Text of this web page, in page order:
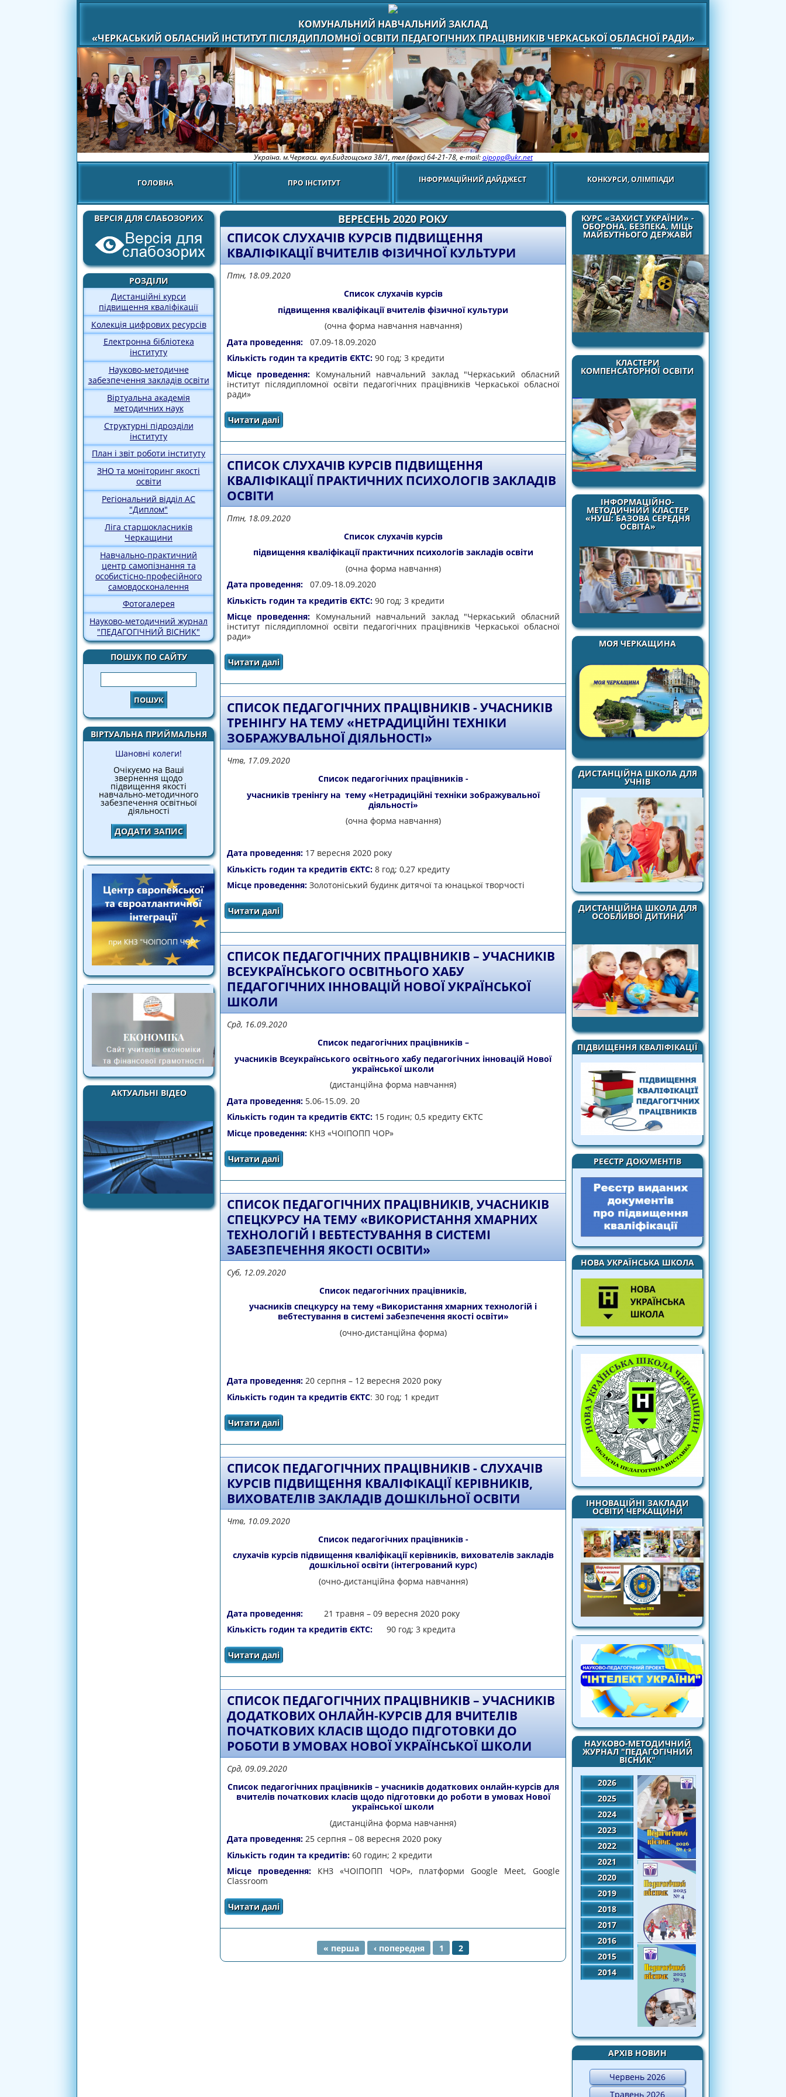
КОМУНАЛЬНИЙ НАВЧАЛЬНИЙ ЗАКЛАД
«ЧЕРКАСЬКИЙ ОБЛАСНИЙ ІНСТИТУТ ПІСЛЯДИПЛОМНОЇ ОСВІТИ ПЕДАГОГІЧНИХ ПРАЦІВНИКІВ ЧЕРКАСЬКОЇ ОБЛАСНОЇ РАДИ»
Україна. м.Черкаси. вул.Бидгощська 38/1, тел (факс) 64-21-78, e-mail:oipopp@ukr.net
ГОЛОВНА ПРО ІНСТИТУТ ІНФОРМАЦІЙНИЙ ДАЙДЖЕСТ КОНКУРСИ, ОЛІМПІАДИ
ВЕРСІЯ ДЛЯ СЛАБОЗОРИХ
РОЗДІЛИ
Дистанційні курси
підвищення кваліфікації
Колекція цифрових ресурсів
Електронна бібліотека
інституту
Науково-методичне
забезпечення закладів освіти
Віртуальна академія
методичних наук
Структурні підрозділи
інституту
План і звіт роботи інституту
ЗНО та моніторинг якості
освіти
Регіональний відділ АС
"Диплом"
Ліга старшокласників
Черкащини
Навчально-практичний
центр самопізнання та
особистісно-професійного
самовдосконалення
Фотогалерея
Науково-методичний журнал
"ПЕДАГОГІЧНИЙ ВІСНИК"
ПОШУК ПО САЙТУ
Пошук
ВІРТУАЛЬНА ПРИЙМАЛЬНЯ
Шановні колеги!
Очікуємо на Ваші
звернення щодо
підвищення якості
навчально-методичного
забезпечення освітньої
діяльності
ДОДАТИ ЗАПИС
АКТУАЛЬНІ ВІДЕО
КУРС «ЗАХИСТ УКРАЇНИ» -
ОБОРОНА, БЕЗПЕКА, МІЦЬ
МАЙБУТНЬОГО ДЕРЖАВИ
КЛАСТЕРИ
КОМПЕНСАТОРНОЇ ОСВІТИ
ІНФОРМАЦІЙНО-
МЕТОДИЧНИЙ КЛАСТЕР
«НУШ: БАЗОВА СЕРЕДНЯ
ОСВІТА»
МОЯ ЧЕРКАЩИНА
ДИСТАНЦІЙНА ШКОЛА ДЛЯ
УЧНІВ
ДИСТАНЦІЙНА ШКОЛА ДЛЯ
ОСОБЛИВОЇ ДИТИНИ
ПІДВИЩЕННЯ КВАЛІФІКАЦІЇ
РЕЄСТР ДОКУМЕНТІВ
НОВА УКРАЇНСЬКА ШКОЛА
ІННОВАЦІЙНІ ЗАКЛАДИ
ОСВІТИ ЧЕРКАЩИНИ
НАУКОВО-МЕТОДИЧНИЙ
ЖУРНАЛ "ПЕДАГОГІЧНИЙ
ВІСНИК"
2026
2025
2024
2023
2022
2021
2020
2019
2018
2017
2016
2015
2014
АРХІВ НОВИН
Червень 2026
Травень 2026
ВЕРЕСЕНЬ 2020 РОКУ
СПИСОК СЛУХАЧІВ КУРСІВ ПІДВИЩЕННЯ
КВАЛІФІКАЦІЇ ВЧИТЕЛІВ ФІЗИЧНОЇ КУЛЬТУРИ
Птн, 18.09.2020
Список слухачів курсів
підвищення кваліфікації вчителів фізичної культури
(очна форма навчання навчання)
Дата проведення:
07.09-18.09.2020
Кількість годин та кредитів ЄКТС:90 год; 3 кредити
Місце проведення: Комунальний навчальний заклад "Черкаський обласний
інститут післядипломної освіти педагогічних працівників Черкаської обласної
ради»
Читати даліпро Список слухачів курсів підвищення кваліфікації вчителів фізичної культури
СПИСОК СЛУХАЧІВ КУРСІВ ПІДВИЩЕННЯ
КВАЛІФІКАЦІЇ ПРАКТИЧНИХ ПСИХОЛОГІВ ЗАКЛАДІВ
ОСВІТИ
Птн, 18.09.2020
Список слухачів курсів
підвищення кваліфікації практичних психологів закладів освіти
(очна форма навчання)
Дата проведення:
07.09-18.09.2020
Кількість годин та кредитів ЄКТС:90 год; 3 кредити
Місце проведення: Комунальний навчальний заклад "Черкаський обласний
інститут післядипломної освіти педагогічних працівників Черкаської обласної
ради»
Читати даліпро Список слухачів курсів підвищення кваліфікації практичних психологів закладів освіти
СПИСОК ПЕДАГОГІЧНИХ ПРАЦІВНИКІВ - УЧАСНИКІВ
ТРЕНІНГУ НА ТЕМУ «НЕТРАДИЦІЙНІ ТЕХНІКИ
ЗОБРАЖУВАЛЬНОЇ ДІЯЛЬНОСТІ»
Чтв, 17.09.2020
Список педагогічних працівників -
учасників тренінгу на тему «Нетрадиційні техніки зображувальної
діяльності»
(очна форма навчання)
Дата проведення:17 вересня 2020 року
Кількість годин та кредитів ЄКТС:8 год; 0,27 кредиту
Місце проведення:Золотоніський будинк дитячої та юнацької творчості
Читати далі
про Список педагогічних працівників - учасників тренінгу на тему «Нетрадиційні техніки
СПИСОК ПЕДАГОГІЧНИХ ПРАЦІВНИКІВ – УЧАСНИКІВ
ВСЕУКРАЇНСЬКОГО ОСВІТНЬОГО ХАБУ
ПЕДАГОГІЧНИХ ІННОВАЦІЙ НОВОЇ УКРАЇНСЬКОЇ
ШКОЛИ
Срд, 16.09.2020
Список педагогічних працівників –
учасників Всеукраїнського освітнього хабу педагогічних інновацій Нової
української школи
(дистанційна форма навчання)
Дата проведення:5.06-15.09. 20
Кількість годин та кредитів ЄКТС:15 годин; 0,5 кредиту ЄКТС
Місце проведення:КНЗ «ЧОІПОПП ЧОР»
Читати далі
про Список педагогічних працівників – учасників Всеукраїнського освітнього хабу педагогічних
СПИСОК ПЕДАГОГІЧНИХ ПРАЦІВНИКІВ, УЧАСНИКІВ
СПЕЦКУРСУ НА ТЕМУ «ВИКОРИСТАННЯ ХМАРНИХ
ТЕХНОЛОГІЙ І ВЕБТЕСТУВАННЯ В СИСТЕМІ
ЗАБЕЗПЕЧЕННЯ ЯКОСТІ ОСВІТИ»
Суб, 12.09.2020
Список педагогічних працівників,
учасників спецкурсу на тему «Використання хмарних технологій і
вебтестування в системі забезпечення якості освіти»
(очно-дистанційна форма)
Дата проведення:20 серпня – 12 вересня 2020 року
Кількість годин та кредитів ЄКТС: 30 год; 1 кредит
Читати далі
про Список педагогічних працівників, учасників спецкурсу на тему «Використання хмарних
технологій і вебтестування в системі забезпечення якості освіти»
СПИСОК ПЕДАГОГІЧНИХ ПРАЦІВНИКІВ - СЛУХАЧІВ
КУРСІВ ПІДВИЩЕННЯ КВАЛІФІКАЦІЇ КЕРІВНИКІВ,
ВИХОВАТЕЛІВ ЗАКЛАДІВ ДОШКІЛЬНОЇ ОСВІТИ
Чтв, 10.09.2020
Список педагогічних працівників -
слухачів курсів підвищення кваліфікації керівників, вихователів закладів
дошкільної освіти (інтегрований курс)
(очно-дистанційна форма навчання)
Дата проведення:
21 травня – 09 вересня 2020 року
Кількість годин та кредитів ЄКТС:
90 год; 3 кредита
Читати далі
про Список педагогічних працівників - слухачів курсів підвищення кваліфікації керівників,
вихователів закладів дошкільної освіти
СПИСОК ПЕДАГОГІЧНИХ ПРАЦІВНИКІВ – УЧАСНИКІВ
ДОДАТКОВИХ ОНЛАЙН-КУРСІВ ДЛЯ ВЧИТЕЛІВ
ПОЧАТКОВИХ КЛАСІВ ЩОДО ПІДГОТОВКИ ДО
РОБОТИ В УМОВАХ НОВОЇ УКРАЇНСЬКОЇ ШКОЛИ
Срд, 09.09.2020
Список педагогічних працівників – учасників додаткових онлайн-курсів для
вчителів початкових класів щодо підготовки до роботи в умовах Нової
української школи
(дистанційна форма навчання)
Дата проведення:25 серпня – 08 вересня 2020 року
Кількість годин та кредитів:60 годин; 2 кредити
Місце проведення:КНЗ «ЧОІПОПП ЧОР», платформи Google Meet, Google
Classroom
Читати далі
про Список педагогічних працівників – учасників додаткових онлайн-курсів для вчителів
початкових класів щодо підготовки до роботи в умовах Нової української школи
СТОРІНКИ
« перша ‹ попередня 1 2